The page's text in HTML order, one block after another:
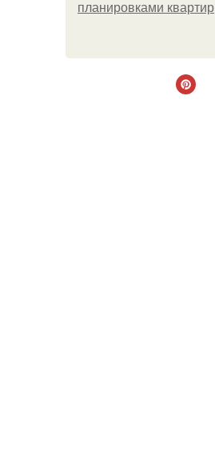
планировками квартир